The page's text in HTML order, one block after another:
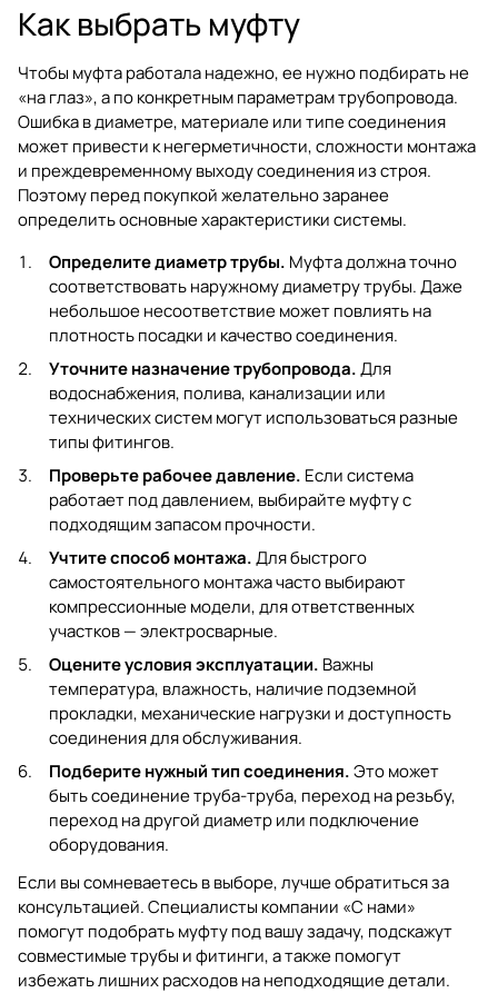
Как выбрать муфту
Чтобы муфта работала надежно, ее нужно подбирать не
«на глаз», а по конкретным параметрам трубопровода.
Ошибка в диаметре, материале или типе соединения
может привести к негерметичности, сложности монтажа
и преждевременному выходу соединения из строя.
Поэтому перед покупкой желательно заранее
определить основные характеристики системы.
Определите диаметр трубы. Муфта должна точно
соответствовать наружному диаметру трубы. Даже
небольшое несоответствие может повлиять на
плотность посадки и качество соединения.
Уточните назначение трубопровода.Для
водоснабжения, полива, канализации или
технических систем могут использоваться разные
типы фитингов.
Проверьте рабочее давление. Если система
работает под давлением, выбирайте муфту с
подходящим запасом прочности.
Учтите способ монтажа.Для быстрого
самостоятельного монтажа часто выбирают
компрессионные модели, для ответственных
участков — электросварные.
Оцените условия эксплуатации. Важны
температура, влажность, наличие подземной
прокладки, механические нагрузки и доступность
соединения для обслуживания.
Подберите нужный тип соединения.Это может
быть соединение труба-труба, переход на резьбу,
переход на другой диаметр или подключение
оборудования.
Если вы сомневаетесь в выборе, лучше обратиться за
консультацией. Специалисты компании «С нами»
помогут подобрать муфту под вашу задачу, подскажут
совместимые трубы и фитинги, а также помогут
избежать лишних расходов на неподходящие детали.